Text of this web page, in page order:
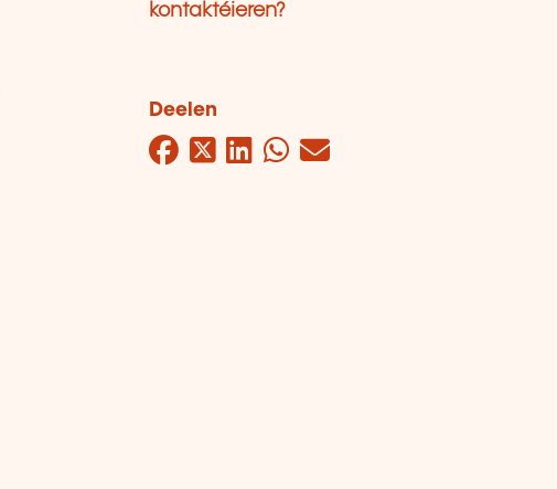
kontaktéieren?
Deelen
Facebook
Twitter
LinkedIn
WhatsApp
Mail